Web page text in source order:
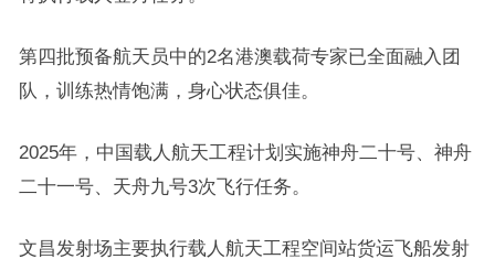
第四批预备航天员中的2名港澳载荷专家已全面融入团
队，训练热情饱满，身心状态俱佳。
2025年，中国载人航天工程计划实施神舟二十号、神舟
二十一号、天舟九号3次飞行任务。
文昌发射场主要执行载人航天工程空间站货运飞船发射